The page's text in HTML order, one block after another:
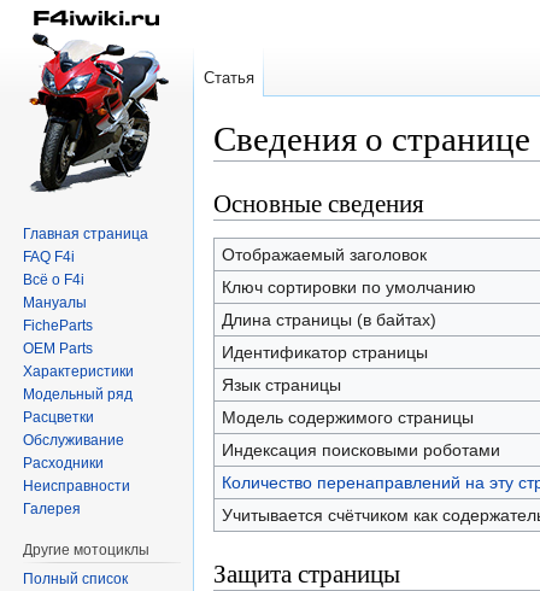
Сведения о
Перейти
к
навигации
Перейти
к
поиску
Основные сведения
Отображаемый заголовок
Ключ сортировки по умолчанию
Длина страницы (в байтах)
Идентификатор страницы
Язык страницы
Модель содержимого страницы
Индексация поисковыми роботами
Количество перенаправлений на эту
Учитывается счётчиком как
Защита страницы
Статья
Главная страница
FAQ F4i
Всё о F4i
Мануалы
FicheParts
OEM Parts
Характеристики
Модельный ряд
Расцветки
Обслуживание
Расходники
Неисправности
Галерея
Другие мотоциклы
Полный список